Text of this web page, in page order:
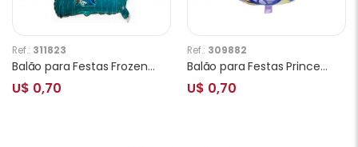
Ref.: 311823
Balão para Festas Frozen Elsa YSBLY36
U$ 0,70
Ref.: 309882
Balão para Festas Princesa Sofia YSBLY49
U$ 0,70